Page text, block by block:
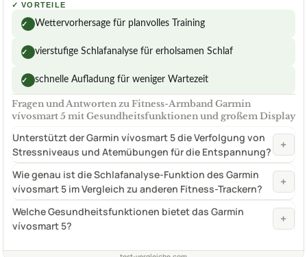
✓ VORTEILE
✓ Wettervorhersage für planvolles Training
✓ vierstufige Schlafanalyse für erholsamen Schlaf
✓ schnelle Aufladung für weniger Wartezeit
Fragen und Antworten zu Fitness-Armband Garmin
vívosmart 5 mit Gesundheitsfunktionen und großem Display
Unterstützt der Garmin vívosmart 5 die Verfolgung von
Stressniveaus und Atemübungen für die Entspannung?
+
Wie genau ist die Schlafanalyse-Funktion des Garmin
vívosmart 5 im Vergleich zu anderen Fitness-Trackern?
+
Welche Gesundheitsfunktionen bietet das Garmin
vívosmart 5?
+